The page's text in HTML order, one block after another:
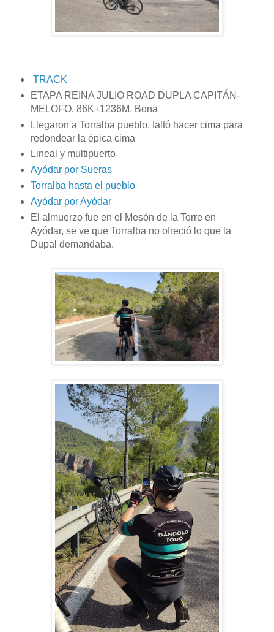
TRACK
ETAPA REINA JULIO ROAD DUPLA CAPITÁN-
MELOFO. 86K+1236M. Bona
Llegaron a Torralba pueblo, faltó hacer cima para
redondear la épica cima
Lineal y multipuerto
Ayódar por Sueras
Torralba hasta el pueblo
Ayódar por Ayódar
El almuerzo fue en el Mesón de la Torre en
Ayódar, se ve que Torralba no ofreció lo que la
Dupal demandaba.